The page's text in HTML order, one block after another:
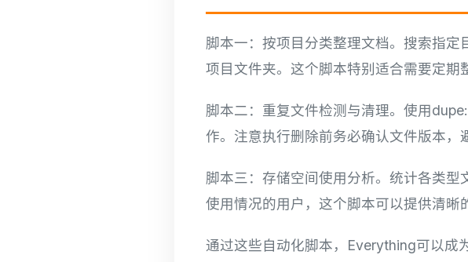
脚本一：按项目分类整理文档。搜索指
项目文件夹。这个脚本特别适合需要定期
脚本二：重复文件检测与清理。使用
作。注意执行删除前务必确认文件版本，
脚本三：存储空间使用分析。统计各类
使用情况的用户，这个脚本可以提供清晰
通过这些自动化脚本，Everything可以成